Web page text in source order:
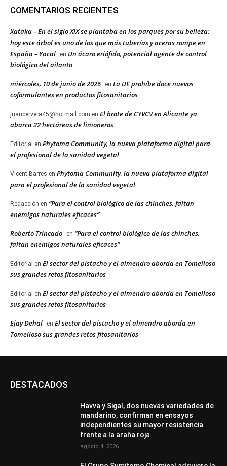
COMENTARIOS RECIENTES
Xataka – En el siglo XIX se plantaba en los parques por su belleza:
hoy este árbol es uno de los que más tuberías y aceras rompe en
España – Yacal
en Un ácaro eriófido, potencial agente de control
biológico del ailanto
miércoles, 10 de junio de 2026 en La UE prohíbe doce nuevos
coformulantes en productos fitosanitarios
juancervera45@hotmail.com en El brote de CYVCV en Alicante ya
abarca 22 hectáreas de limoneros
Editorial en Phytoma Community, la nueva plataforma digital para
el profesional de la sanidad vegetal
Vicent Barres en Phytoma Community, la nueva plataforma digital
para el profesional de la sanidad vegetal
Redacción en “Para el control biológico de las chinches, faltan
enemigos naturales eficaces”
Roberto Trincado en “Para el control biológico de las chinches,
faltan enemigos naturales eficaces”
Editorial en El sector del pistacho y el almendro aborda en Tomelloso
sus grandes retos fitosanitarios
Editorial en El sector del pistacho y el almendro aborda en Tomelloso
sus grandes retos fitosanitarios
Ejay Dehal en El sector del pistacho y el almendro aborda en
Tomelloso sus grandes retos fitosanitarios
DESTACADOS
Havva y Sigal, dos nuevas variedades de
mandarino, confirman en ensayos
independientes su mayor resistencia
frente a la araña roja
agosto 4, 2026